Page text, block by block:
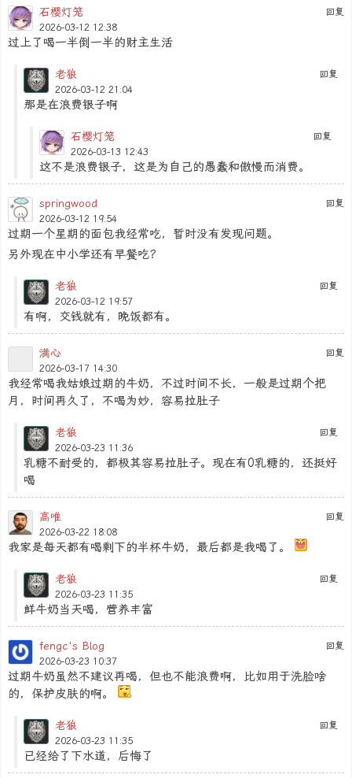
回复
石樱灯笼
2026-03-12 12:38
过上了喝一半倒一半的财主生活
回复
老狼
2026-03-12 21:04
那是在浪费银子啊
回复
石樱灯笼
2026-03-13 12:43
这不是浪费银子，这是为自己的愚蠢和傲慢而消费。
回复
springwood
2026-03-12 19:54
过期一个星期的面包我经常吃，暂时没有发现问题。
另外现在中小学还有早餐吃？
回复
老狼
2026-03-12 19:57
有啊，交钱就有，晚饭都有。
回复
满心
2026-03-17 14:30
我经常喝我姑娘过期的牛奶，不过时间不长，一般是过期个把
月，时间再久了，不喝为妙，容易拉肚子
回复
老狼
2026-03-23 11:36
乳糖不耐受的，都极其容易拉肚子。现在有0乳糖的，还挺好
喝
回复
高唯
2026-03-22 18:08
我家是每天都有喝剩下的半杯牛奶，最后都是我喝了。
回复
老狼
2026-03-23 11:35
鲜牛奶当天喝，营养丰富
回复
fengc's Blog
2026-03-23 10:37
过期牛奶虽然不建议再喝，但也不能浪费啊，比如用于洗脸啥
的，保护皮肤的啊。
回复
老狼
2026-03-23 11:35
已经给了下水道，后悔了